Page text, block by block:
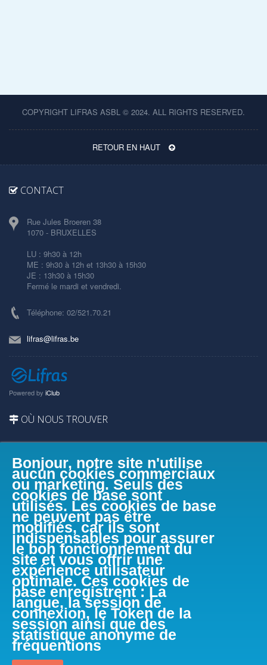
Bonjour, notre site n'utilise
aucun cookies commerciaux
ou marketing. Seuls des
cookies de base sont
utilisés. Les cookies de base
ne peuvent pas être
modifiés, car ils sont
indispensables pour assurer
le bon fonctionnement du
site et vous offrir une
expérience utilisateur
optimale. Ces cookies de
base enregistrent : La
langue, la session de
connexion, le Token de la
session ainsi que des
statistique anonyme de
fréquentions
COPYRIGHT LIFRAS ASBL © 2024. ALL RIGHTS RESERVED.
RETOUR EN HAUT
CONTACT
Rue Jules Broeren 38
1070 - BRUXELLES
LU : 9h30 à 12h
ME : 9h30 à 12h et 13h30 à 15h30
JE : 13h30 à 15h30
Fermé le mardi et vendredi.
Téléphone: 02/521.70.21
lifras@lifras.be
Powered by iClub
OÙ NOUS TROUVER
FACEBOOK